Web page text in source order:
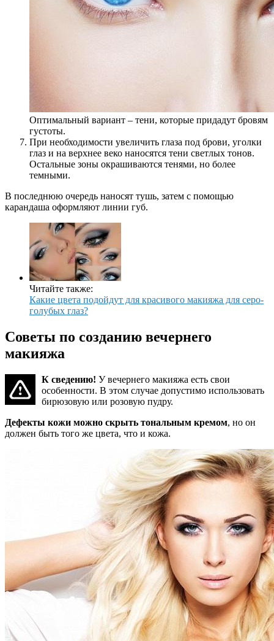
Оптимальный вариант – тени, которые придадут бровям
густоты.
При необходимости увеличить глаза под брови, уголки
глаз и на верхнее веко наносятся тени светлых тонов.
Остальные зоны окрашиваются тенями, но более
темными.
В последнюю очередь наносят тушь, затем с помощью
карандаша оформляют линии губ.
Читайте также:
Какие цвета подойдут для красивого макияжа для серо-
голубых глаз?
Советы по созданию вечернего
макияжа
К сведению! У вечернего макияжа есть свои
особенности. В этом случае допустимо использовать
бирюзовую или розовую пудру.
Дефекты кожи можно скрыть тональным кремом, но он
должен быть того же цвета, что и кожа.